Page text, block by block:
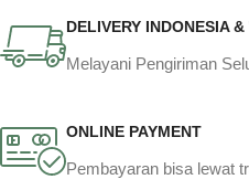
DELIVERY INDONESIA
Melayani Pengiriman
ONLINE PAYMENT
Pembayaran bisa lewat